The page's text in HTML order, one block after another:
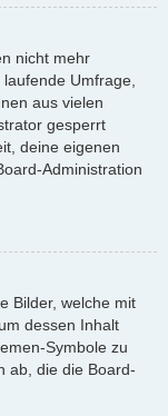
nicht mehr
Umfrage,
aus vielen
gesperrt
deine eigenen
Administration
Bilder, welche mit
dessen Inhalt
Symbole zu
ab, die die Board-